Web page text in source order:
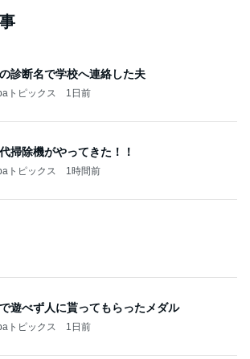
診断名で学校へ連絡した夫
トピックス 1日前
掃除機がやってきた！！
トピックス 1時間前
遊べず人に貰ってもらったメダル
トピックス 1日前